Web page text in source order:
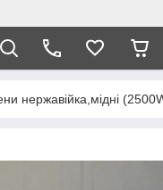
нержавійка,мідні